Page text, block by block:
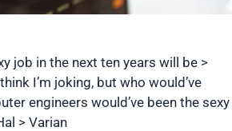
job in the next ten years will be >
I’m joking, but who would’ve
engineers would’ve been the sexy
> Varian